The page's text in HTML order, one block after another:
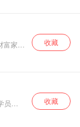
作
家族
族
过案
目
架
资
誉
收藏
一
号：
收藏